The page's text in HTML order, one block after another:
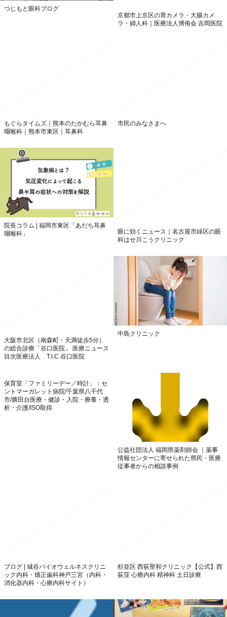
つじもと眼科ブログ
京都市上京区の胃カメラ・大腸カメ
ラ・婦人科｜医療法人博侑会 吉岡医院
もぐらタイムズ｜熊本のたかむら耳鼻
咽喉科｜熊本市東区｜耳鼻科
市民のみなさまへ
院長コラム | 福岡市東区「あだち耳鼻
咽喉科」
眼に効くニュース｜名古屋市緑区の眼
科はせ川こうクリニック
大阪市北区（南森町・天満徒歩5分）
の総合診療「谷口医院」 医療ニュース
目次医療法人 T.I.C.谷口医院
中島クリニック
保育室「ファミリーデー／時計」：セ
ントマーガレット病院/千葉県八千代
市/勝田台医療・健診・入院・療養・透
析・介護/ISO取得
公益社団法人 福岡県薬剤師会 ｜薬事
情報センターに寄せられた県民・医療
従事者からの相談事例
ブログ | 城谷バイオウェルネスクリニ
ック内科・矯正歯科神戸三宮（​内科・
消化器内科・心療内科サイト）
杉並区 西荻聖和クリニック【公式】西
荻窪 心療内科 精神科 土日診療